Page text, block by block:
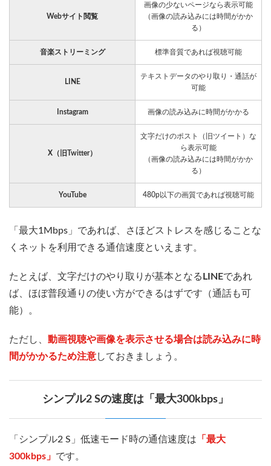
Webサイト閲覧
画像の少ないページなら表示可能
（画像の読み込みには時間がかか
る）
音楽ストリーミング 標準音質であれば視聴可能
LINE
テキストデータのやり取り・通話が
可能
Instagram 画像の読み込みに時間がかかる
X（旧Twitter）
文字だけのポスト（旧ツイート）な
ら表示可能
（画像の読み込みには時間がかか
る）
YouTube 480p以下の画質であれば視聴可能
「最大1Mbps」であれば、さほどストレスを感じることな
くネットを利用できる通信速度といえます。
たとえば、文字だけのやり取りが基本となるLINEであれ
ば、ほぼ普段通りの使い方ができるはずです（通話も可
能）。
ただし、 動画視聴や画像を表示させる場合は読み込みに時
間がかかるため注意しておきましょう。
シンプル2 Sの速度は「最大300kbps」
「シンプル2 S」低速モード時の通信速度は 「最大
300kbps」 です。